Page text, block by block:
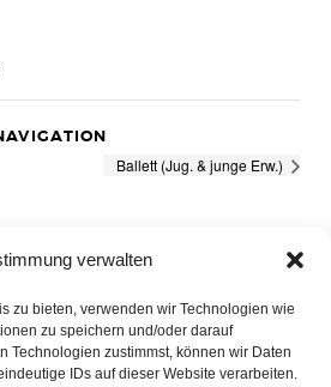
verwalten
zu bieten, verwenden wir Technologien wie
zu speichern und/oder darauf
Technologien zustimmst, können wir Daten
IDs auf dieser Website verarbeiten.
Ballett (Jug. & junge Erw.)